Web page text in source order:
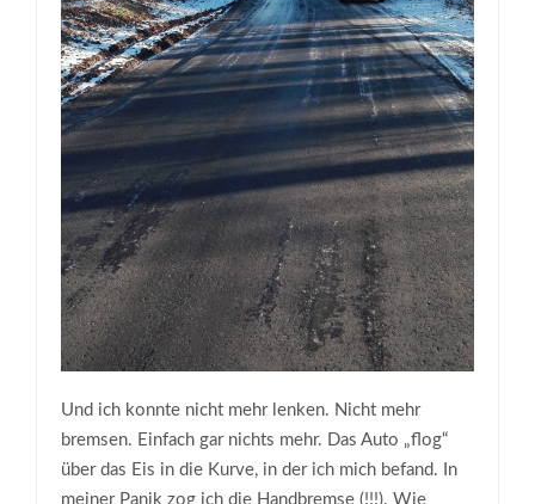
Und ich konnte nicht mehr lenken. Nicht mehr
bremsen. Einfach gar nichts mehr. Das Auto „flog“
über das Eis in die Kurve, in der ich mich befand. In
meiner Panik zog ich die Handbremse (!!!). Wie